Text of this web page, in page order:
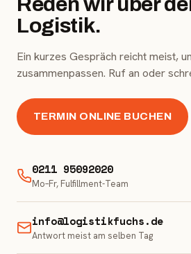
Logistik.
Ein kurzes Gespräch reicht meist,
zusammenpassen. Ruf an oder
TERMIN ONLINE BUCHEN
0211 95092020
Mo–Fr, Fulfillment-Team
info@logistikfuchs.de
Antwort meist am selben Tag